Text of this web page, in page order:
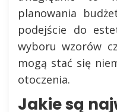
planowania
podejście do
wyboru wzorów
mogą stać się
otoczenia.
Jakie są